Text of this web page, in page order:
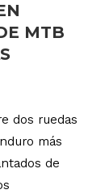
MTB
dos ruedas
más
de